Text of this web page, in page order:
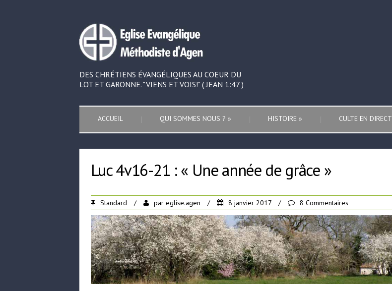
DES CHRÉTIENS ÉVANGÉLIQUES AU COEUR DU
LOT ET GARONNE. "VIENS ET VOIS!" ( JEAN 1:47 )
ACCUEIL QUI SOMMES NOUS ? » HISTOIRE » CULTE EN DIRECT
Luc 4v16-21 : « Une année de grâce »
Standard / par eglise.agen / 8 janvier 2017 / 8 Commentaires